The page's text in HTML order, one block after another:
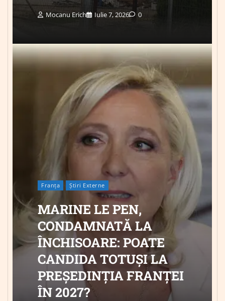
Mocanu Erich Iulie 7, 2026 0
Franța Știri Externe
MARINE LE PEN,
CONDAMNATĂ LA
ÎNCHISOARE: POATE
CANDIDA TOTUȘI LA
PREȘEDINȚIA FRANȚEI
ÎN 2027?